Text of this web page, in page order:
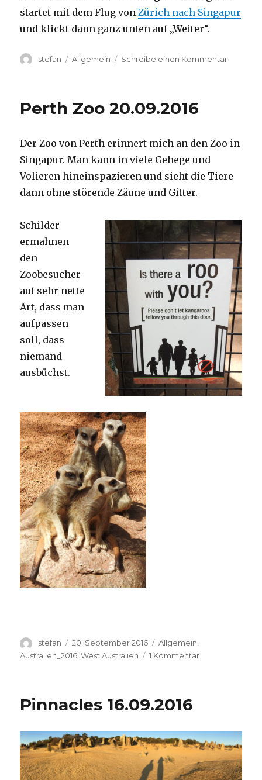
startet mit dem Flug vonZürich nach Singapur
und klickt dann ganz unten auf „Weiter“.
Autor
stefan Kategorien
Allgemein Schreibe einen Kommentarzu
Perth
Perth Zoo 20.09.2016
Der Zoo von Perth erinnert mich an den Zoo in
Singapur. Man kann in viele Gehege und
Volieren hineinspazieren und sieht die Tiere
dann ohne störende Zäune und Gitter.
Schilder
ermahnen
den
Zoobesucher
auf sehr nette
Art, dass man
aufpassen
soll, dass
niemand
ausbüchst.
Autor
stefan
Veröffentlicht
am
20. September 2016 Kategorien
Allgemein,
Australien_2016 ,West Australien 1 Kommentarzu
Pinnacles 16.09.2016